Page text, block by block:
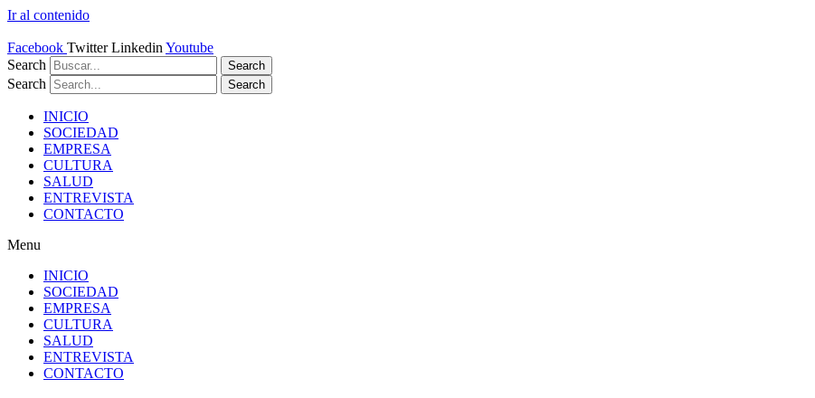
Ir al contenido
Facebook Twitter Linkedin Youtube
Search
Search
Search Search
INICIO
SOCIEDAD
EMPRESA
CULTURA
SALUD
ENTREVISTA
CONTACTO
Menu
INICIO
SOCIEDAD
EMPRESA
CULTURA
SALUD
ENTREVISTA
CONTACTO